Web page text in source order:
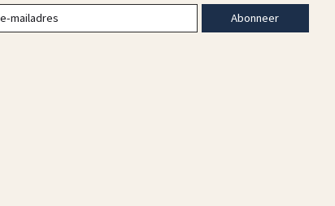
Abonneer